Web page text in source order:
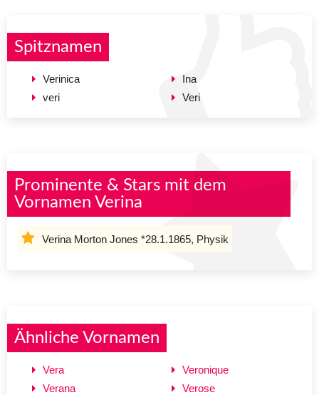
Spitznamen
Verinica
veri
Ina
Veri
Prominente & Stars mit dem
Vornamen Verina
Verina Morton Jones *28.1.1865, Physik
Ähnliche Vornamen
Vera
Verana
Veronique
Verose